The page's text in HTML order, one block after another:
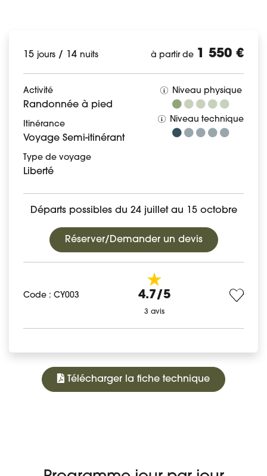
15 jours / 14 nuits à partir de 1 550 €
Activité
Randonnée à pied
Itinérance
Voyage Semi-itinérant
Type de voyage
Liberté
Niveau physique
Niveau technique
Départs possibles du 24 juillet au 15 octobre
Réserver/Demander un devis
Code : CY003 4.7/5
3 avis
Télécharger la fiche technique